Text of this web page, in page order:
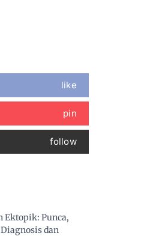
like
pin
follow
Ektopik: Punca,
dan